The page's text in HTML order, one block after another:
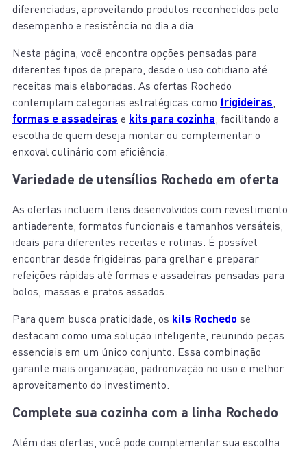
diferenciadas, aproveitando produtos reconhecidos pelo
desempenho e resistência no dia a dia.
Nesta página, você encontra opções pensadas para
diferentes tipos de preparo, desde o uso cotidiano até
receitas mais elaboradas. As ofertas Rochedo
contemplam categorias estratégicas como frigideiras,
formas e assadeiras e kits para cozinha, facilitando a
escolha de quem deseja montar ou complementar o
enxoval culinário com eficiência.
Variedade de utensílios Rochedo em oferta
As ofertas incluem itens desenvolvidos com revestimento
antiaderente, formatos funcionais e tamanhos versáteis,
ideais para diferentes receitas e rotinas. É possível
encontrar desde frigideiras para grelhar e preparar
refeições rápidas até formas e assadeiras pensadas para
bolos, massas e pratos assados.
Para quem busca praticidade, os kits Rochedo se
destacam como uma solução inteligente, reunindo peças
essenciais em um único conjunto. Essa combinação
garante mais organização, padronização no uso e melhor
aproveitamento do investimento.
Complete sua cozinha com a linha Rochedo
Além das ofertas, você pode complementar sua escolha